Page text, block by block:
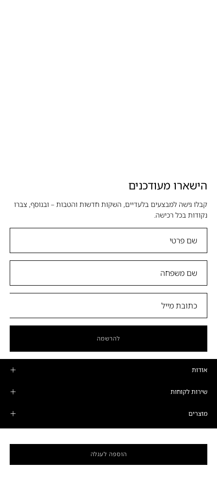
הוספה לעגלה
הישארו מעודכנים
קבלו גישה למבצעים בלעדיים, השקות חדשות והטבות – ובנוסף, צברו
נקודות בכל רכישה.
להרשמה
אודות
שירות לקוחות
מוצרים
שעות פתיחה